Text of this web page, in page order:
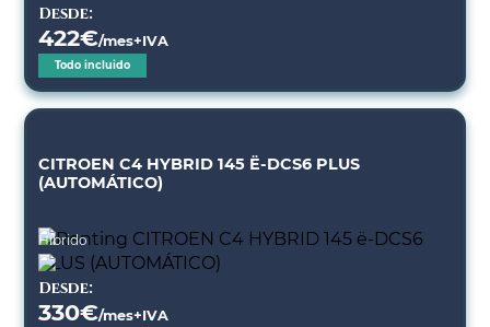
Desde:
422€/mes+IVA
Todo incluido
CITROEN C4 HYBRID 145 Ë-DCS6 PLUS
(AUTOMÁTICO)
Híbrido
Desde:
330€/mes+IVA